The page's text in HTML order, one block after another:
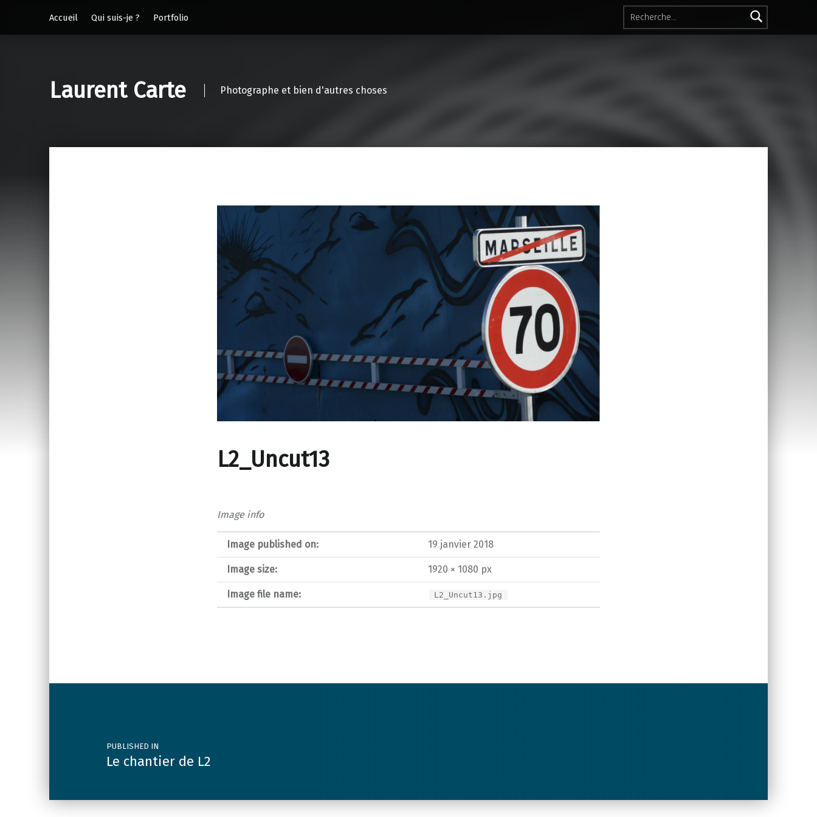
Rechercher :
Accueil
Qui suis-je ? Portfolio
Laurent Carte Photographe et bien d'autres choses
L2_Uncut13
Image info
Image published on: 19 janvier 2018
Image size: 1920 × 1080 px
Image file name: L2_Uncut13.jpg
Post navigation
PUBLISHED IN
Le chantier de L2